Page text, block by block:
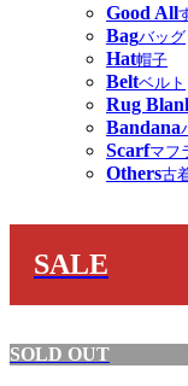
Good All
Bagバッグ
Hat帽子
Beltベルト
Rug
Bandana
Scarfマフ
Others古
SALE
SOLD OUT